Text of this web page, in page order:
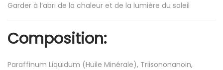
Garder à l’abri de la chaleur et de la lumière du soleil
Composition:
Paraffinum Liquidum (Huile Minérale), Triisononanoin,